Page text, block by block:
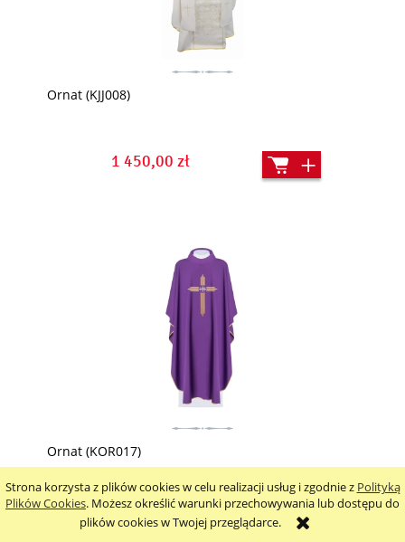
Strona korzysta z plików cookies w celu realizacji usług i zgodnie z Polityką
Plików Cookies. Możesz określić warunki przechowywania lub dostępu do
plików cookies w Twojej przeglądarce.
Ornat (KJJ008)
1 450,00 zł
Ornat (KOR017)
329,00 zł